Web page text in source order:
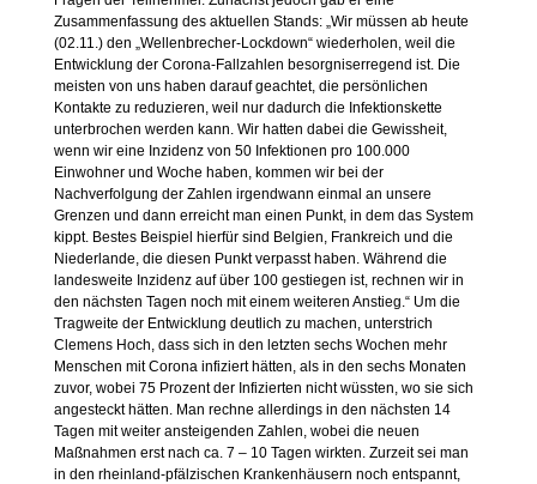
Zusammenfassung des aktuellen Stands: „Wir müssen ab heute
(02.11.) den „Wellenbrecher-Lockdown“ wiederholen, weil die
Entwicklung der Corona-Fallzahlen besorgniserregend ist. Die
meisten von uns haben darauf geachtet, die persönlichen
Kontakte zu reduzieren, weil nur dadurch die Infektionskette
unterbrochen werden kann. Wir hatten dabei die Gewissheit,
wenn wir eine Inzidenz von 50 Infektionen pro 100.000
Einwohner und Woche haben, kommen wir bei der
Nachverfolgung der Zahlen irgendwann einmal an unsere
Grenzen und dann erreicht man einen Punkt, in dem das System
kippt. Bestes Beispiel hierfür sind Belgien, Frankreich und die
Niederlande, die diesen Punkt verpasst haben. Während die
landesweite Inzidenz auf über 100 gestiegen ist, rechnen wir in
den nächsten Tagen noch mit einem weiteren Anstieg.“ Um die
Tragweite der Entwicklung deutlich zu machen, unterstrich
Clemens Hoch, dass sich in den letzten sechs Wochen mehr
Menschen mit Corona infiziert hätten, als in den sechs Monaten
zuvor, wobei 75 Prozent der Infizierten nicht wüssten, wo sie sich
angesteckt hätten. Man rechne allerdings in den nächsten 14
Tagen mit weiter ansteigenden Zahlen, wobei die neuen
Maßnahmen erst nach ca. 7 – 10 Tagen wirkten. Zurzeit sei man
in den rheinland-pfälzischen Krankenhäusern noch entspannt,